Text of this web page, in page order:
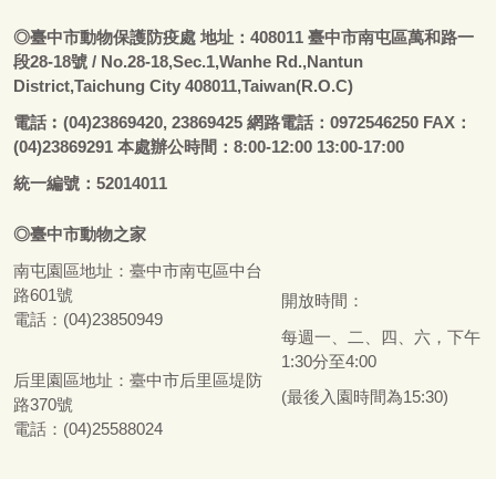
◎臺中市動物保護防疫處地址：408011 臺中市南屯區萬和路一
段28-18號 / No.28-18,Sec.1,Wanhe Rd.,Nantun
District,Taichung City 408011,Taiwan(R.O.C)
電話︰ (04)23869420, 23869425 網路電話：0972546250 FAX：
(04)23869291 本處辦公時間：8:00-12:00 13:00-17:00
統一編號：52014011
◎臺中市動物之家
南屯園區地址： 臺中市南屯區中台
路601號
電話：(04)23850949
后里園區地址： 臺中市后里區堤防
路370號
電話：(04)25588024
開放時間：
每週一、二、四、六，下午
1:30分至4:00
(最後入園時間為15:30)